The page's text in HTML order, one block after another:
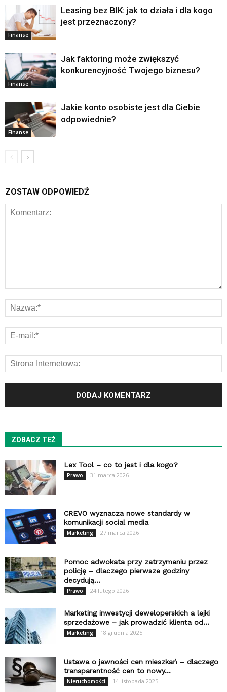
Finanse
Leasing bez BIK: jak to działa i dla kogo
jest przeznaczony?
Finanse
Jak faktoring może zwiększyć
konkurencyjność Twojego biznesu?
Finanse
Jakie konto osobiste jest dla Ciebie
odpowiednie?
ZOSTAW ODPOWIEDŹ
ZOBACZ TEŻ
Lex Tool – co to jest i dla kogo?
Prawo 31 marca 2026
CREVO wyznacza nowe standardy w
komunikacji social media
Marketing 27 marca 2026
Pomoc adwokata przy zatrzymaniu przez
policję – dlaczego pierwsze godziny
decydują...
Prawo 24 lutego 2026
Marketing inwestycji deweloperskich a lejki
sprzedażowe – jak prowadzić klienta od...
Marketing 18 grudnia 2025
Ustawa o jawności cen mieszkań – dlaczego
transparentność cen to nowy...
Nieruchomości 14 listopada 2025